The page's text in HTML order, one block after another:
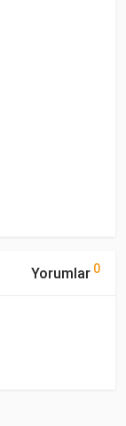
Yorumlar 0